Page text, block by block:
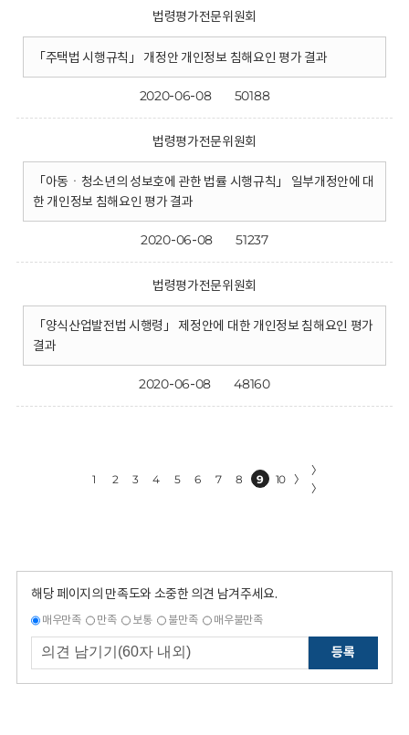
법령평가전문위원회
「주택법 시행규칙」 개정안 개인정보 침해요인 평가 결과
2020-06-08 50188
법령평가전문위원회
「아동ㆍ청소년의 성보호에 관한 법률 시행규칙」 일부개정안에 대
한 개인정보 침해요인 평가 결과
2020-06-08 51237
법령평가전문위원회
「양식산업발전법 시행령」 제정안에 대한 개인정보 침해요인 평가
결과
2020-06-08 48160
1 2 3 4 5 6 7 8 9 10 〉
〉
〉
해당 페이지의 만족도와 소중한 의견 남겨주세요.
매우만족 만족 보통 불만족 매우불만족
등록